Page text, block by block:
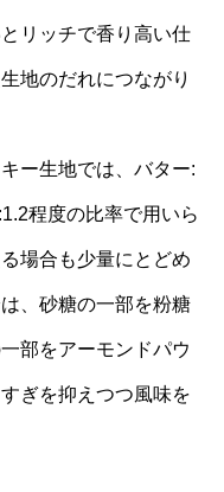
リッチで香り高い仕
地のだれにつながり
ー生地では、バター:
程度の比率で用いら
場合も少量にとどめ
、砂糖の一部を粉糖
部をアーモンドパウ
ぎを抑えつつ風味を